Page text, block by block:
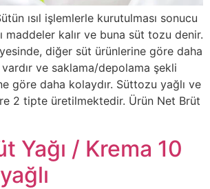
ısıl işlemlerle kurutulması sonucu
maddeler kalır ve buna süt tozu denir.
diğer süt ürünlerine göre daha
ve saklama/depolama şekli
göre daha kolaydır. Süttozu yağlı ve
2 tipte üretilmektedir. Ürün Net Brüt
Yağı / Krema 10